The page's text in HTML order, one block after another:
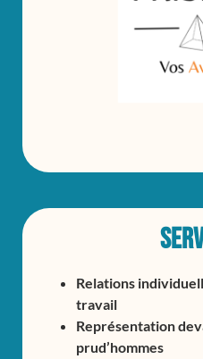
Relations
travail
Représentation
prud’hommes